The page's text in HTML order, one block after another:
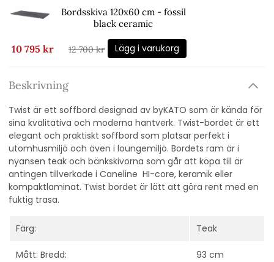
Bordsskiva 120x60 cm - fossil
black ceramic
10 795 kr 12 700 kr Lägg i varukorg
Beskrivning
Twist är ett soffbord designad av byKATO som är kända för
sina kvalitativa och moderna hantverk. Twist-bordet är ett
elegant och praktiskt soffbord som platsar perfekt i
utomhusmiljö och även i loungemiljö. Bordets ram är i
nyansen teak och bänkskivorna som går att köpa till är
antingen tillverkade i Caneline HI-core, keramik eller
kompaktlaminat. Twist bordet är lätt att göra rent med en
fuktig trasa.
Färg: Teak
Mått: Bredd: 93 cm